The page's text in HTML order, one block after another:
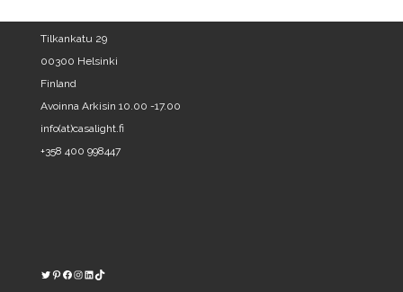
Tilkankatu 29
00300 Helsinki
Finland
Avoinna Arkisin 10.00 -17.00
info(at)casalight.fi
+358 400 998447
Twitter
Pinterest
https://www.facebook.com/kodinvalaisin/
Instagram
LinkedIn
TikTok